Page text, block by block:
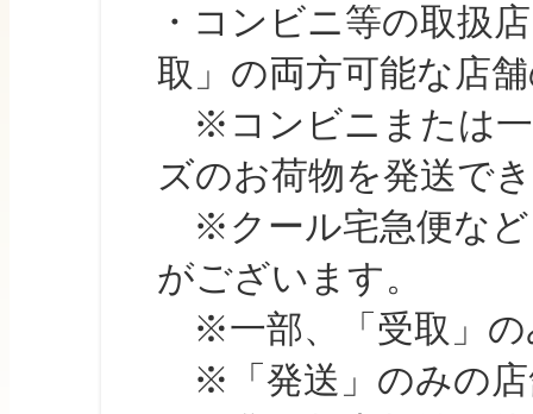
・コンビニ等の取扱
取」の両方可能な店
※コンビニまたは一
ズのお荷物を発送で
※クール宅急便など
がございます。
※一部、「受取」の
※「発送」のみの店